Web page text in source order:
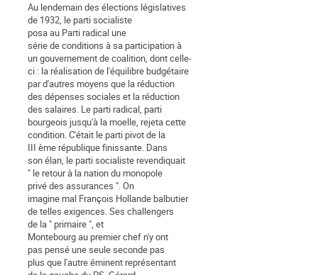
Au lendemain des élections législatives
de 1932, le parti socialiste
posa au Parti radical une
série de conditions à sa participation à
un gouvernement de coalition, dont celle-
ci : la réalisation de l'équilibre budgétaire
par d'autres moyens que la réduction
des dépenses sociales et la réduction
des salaires. Le parti radical, parti
bourgeois jusqu'à la moelle, rejeta cette
condition. C'était le parti pivot de la
III ème république finissante. Dans
son élan, le parti socialiste revendiquait
" le retour à la nation du monopole
privé des assurances ". On
imagine mal François Hollande balbutier
de telles exigences. Ses challengers
de la " primaire ", et
Montebourg au premier chef n'y ont
pas pensé une seule seconde pas
plus que l'autre éminent représentant